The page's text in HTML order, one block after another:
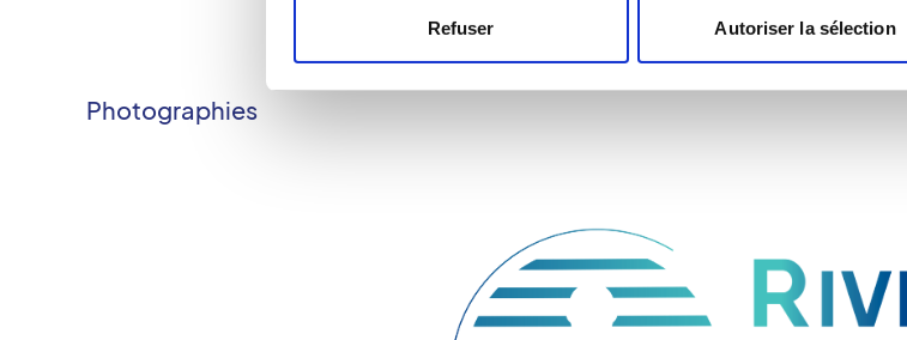
Refuser Autoriser la sélection
Photographies